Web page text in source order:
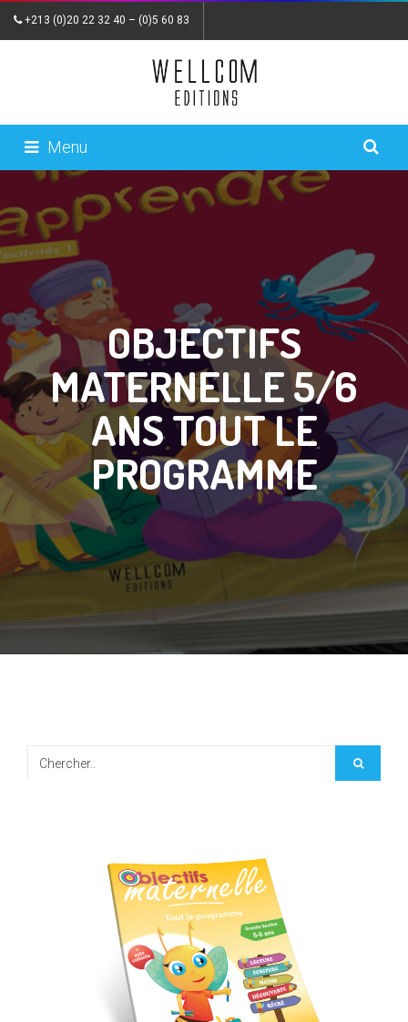
+213 (0)20 22 32 40 – (0)5 60 83
|
Menu
OBJECTIFS
MATERNELLE 5/6
ANS TOUT LE
PROGRAMME